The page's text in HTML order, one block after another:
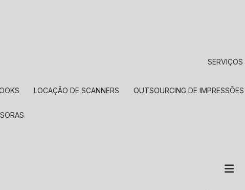
SERVIÇOS
LOCAÇÃO DE SCANNERS OUTSOURCING DE IMPRESSÕES